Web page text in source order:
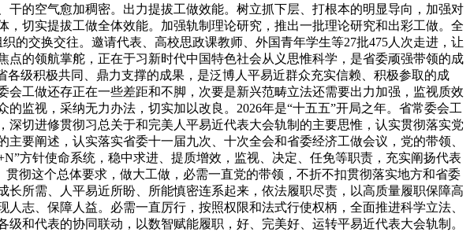
的空气愈加稠密。出力提拔工做效能。树立抓下层、打根本的明显导向，加强对
切实提拔工做全体效能。加强轨制理论研究，推出一批理论研究和出彩工做。全
的交换交往。邀请代表、高校思政课教师、外国青年学生等27批475人次走进，让
的领航掌舵，正在于习新时代中国特色社会从义思惟科学，是省委顽强带领的成
级积极共同、鼎力支撑的成果，是泛博人平易近群众充实信赖、积极参取的成
工做还存正在一些差距和不脚，次要是新兴范畴立法还需要出力加强，监视质效
监视，采纳无力办法，切实加以改良。2026年是“十五五”开局之年。省常委会工
切进修贯彻习总关于和完美人平易近代表大会轨制的主要思惟，认实贯彻落实党
要阐述，认实落实省委十一届九次、十次全会和省委经济工做会议，党的带领、
方针使命系统，稳中求进、提质增效，监视、决定、任免等职责，充实阐扬代表
彻这个总体要求，做大工做，必需一直党的带领，不折不扣贯彻落实地方和省委
所需、人平易近所盼、所能慎密连系起来，依法履职尽责，以高质量履职保障高
志、保障人益。必需一直厉行，按照权限和法式行使权柄，全面推进科学立法、
和代表的协同联动，以数智赋能履职，好、完美好、运转平易近代表大会轨制。